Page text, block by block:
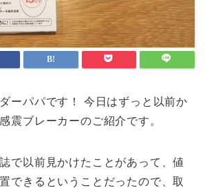
ーパパです！ 今日はずっと以前か
震ブレーカーのご紹介です。
で以前見かけたことがあって、値
できるということだったので、取